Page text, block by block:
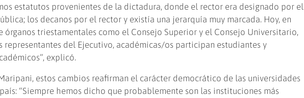
estatutos provenientes de la dictadura, donde el rector era designado por el
los decanos por el rector y existía una jerarquía muy marcada. Hoy, en
órganos triestamentales como el Consejo Superior y el Consejo Universitario,
representantes del Ejecutivo, académicas/os participan estudiantes y
explicó.
estos cambios reafirman el carácter democrático de las universidades
“Siempre hemos dicho que probablemente son las instituciones más